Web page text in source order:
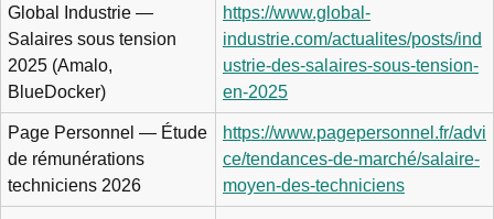
Global Industrie —
Salaires sous tension
2025 (Amalo,
BlueDocker)
https://www.global-
industrie.com/actualites/posts/ind
ustrie-des-salaires-sous-tension-
en-2025
Page Personnel — Étude
de rémunérations
techniciens 2026
https://www.pagepersonnel.fr/advi
ce/tendances-de-marché/salaire-
moyen-des-techniciens